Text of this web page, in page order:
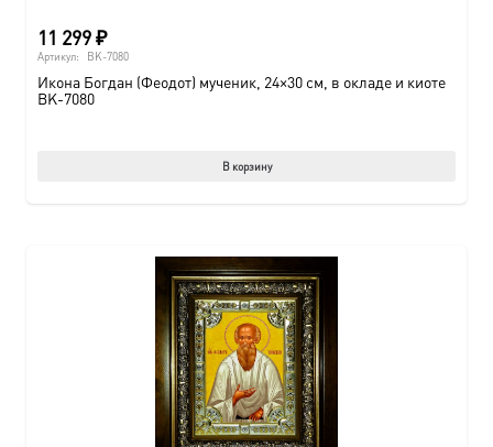
11 299₽
Артикул: BK-7080
Икона Богдан (Феодот) мученик, 24×30 см, в окладе и киоте
BK-7080
В корзину